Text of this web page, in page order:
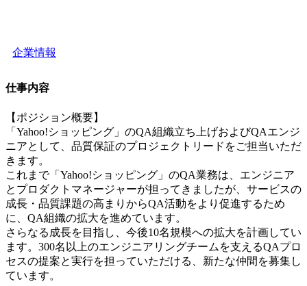
企業情報
仕事内容
【ポジション概要】
「Yahoo!ショッピング」のQA組織立ち上げおよびQAエンジ
ニアとして、品質保証のプロジェクトリードをご担当いただ
きます。
これまで「Yahoo!ショッピング」のQA業務は、エンジニア
とプロダクトマネージャーが担ってきましたが、サービスの
成長・品質課題の高まりからQA活動をより促進するため
に、QA組織の拡大を進めています。
さらなる成長を目指し、今後10名規模への拡大を計画してい
ます。300名以上のエンジニアリングチームを支えるQAプロ
セスの提案と実行を担っていただける、新たな仲間を募集し
ています。